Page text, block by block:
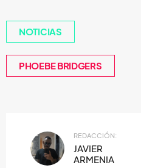
NOTICIAS
PHOEBE BRIDGERS
REDACCIÓN:
JAVIER
ARMENIA